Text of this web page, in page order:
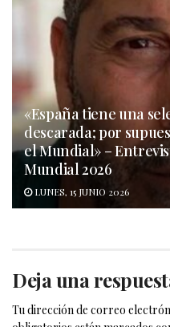
«España tiene una
descarada; por
el Mundial» –
Mundial 2026
LUNES, 15 JUNIO 2026
Deja una
Tu dirección de correo